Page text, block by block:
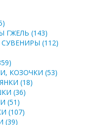
ГЖЕЛЬ (143)
(112)
КОЗОЧКИ (53)
(18)
(36)
(51)
(107)
(39)